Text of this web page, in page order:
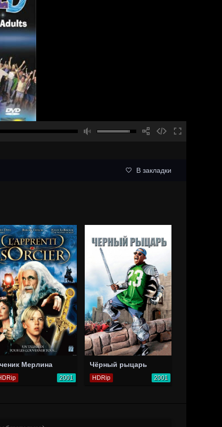
В закладки
Мерлина
2001
Чёрный рыцарь
HDRip 2001